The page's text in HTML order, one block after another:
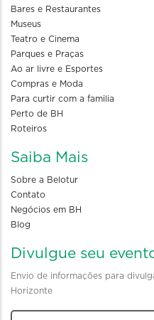
Bares e Restaurantes
Museus
Teatro e Cinema
Parques e Praças
Ao ar livre e Esportes
Compras e Moda
Para curtir com a familia
Perto de BH
Roteiros
Saiba Mais
Sobre a Belotur
Contato
Negócios em BH
Blog
Divulgue seu
Envio de informações para
Horizonte